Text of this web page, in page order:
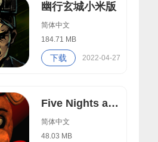
幽行玄城小米版
简体中文
184.71 MB
下载 2022-04-27
Five Nights at Freddy's2中文版
简体中文
48.03 MB